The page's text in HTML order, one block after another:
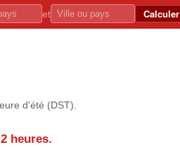
et Calculer
d'été (DST).
2 heures.